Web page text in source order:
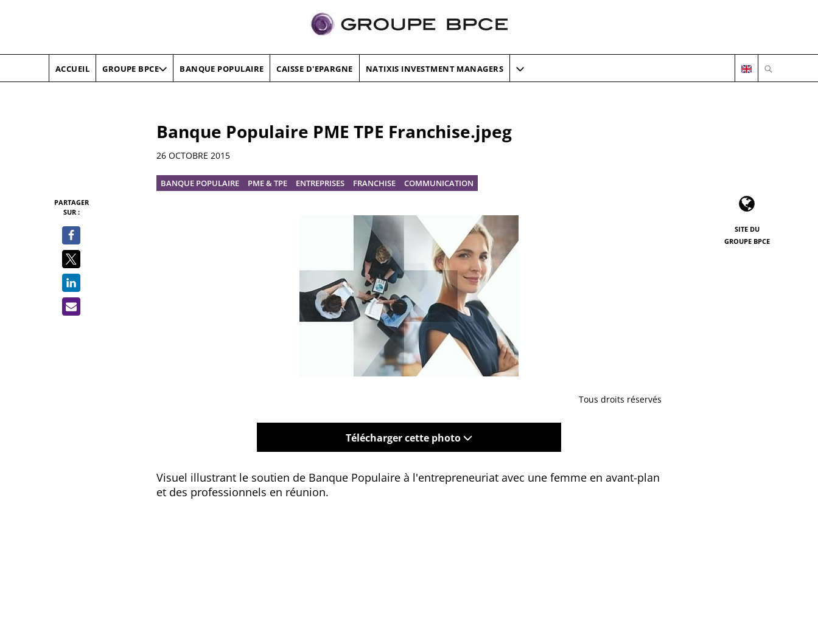
ACCUEIL GROUPE BPCE BANQUE POPULAIRE CAISSE D'EPARGNE NATIXIS INVESTMENT MANAGERS OUVRIR LA
Banque Populaire PME TPE Franchise.jpeg
Informations
26 OCTOBRE 2015
BANQUE POPULAIRE PME & TPE ENTREPRISES FRANCHISE COMMUNICATION
PARTAGER
SUR :
SITE DU
GROUPE BPCE
Tous droits réservés
Télécharger cette photo
Visuel illustrant le soutien de Banque Populaire à l'entrepreneuriat avec une femme en avant-plan
et des professionnels en réunion.